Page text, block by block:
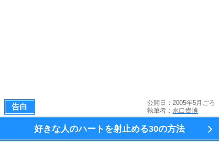
告白
公開日：2005年5月ごろ
執筆者： 水口貴博
好きな人のハートを射止める30の方法